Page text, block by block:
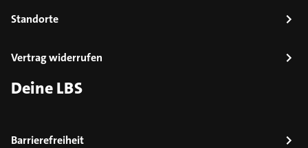
Standorte
Vertrag widerrufen
Deine LBS
Barrierefreiheit